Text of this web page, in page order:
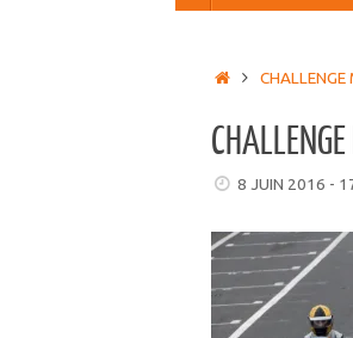
ACCUEIL
CHALLENGE
8 JUIN 2016 -